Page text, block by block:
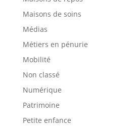
Maisons de soins
Médias
Métiers en pénurie
Mobilité
Non classé
Numérique
Patrimoine
Petite enfance